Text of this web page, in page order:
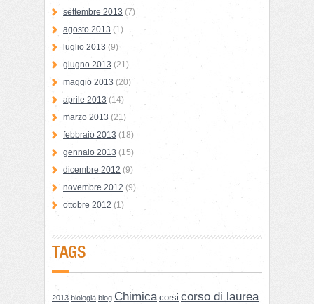
settembre 2013 (7)
agosto 2013 (1)
luglio 2013 (9)
giugno 2013 (21)
maggio 2013 (20)
aprile 2013 (14)
marzo 2013 (21)
febbraio 2013 (18)
gennaio 2013 (15)
dicembre 2012 (9)
novembre 2012 (9)
ottobre 2012 (1)
TAGS
2013 biologia blog Chimica corsi corso di laurea